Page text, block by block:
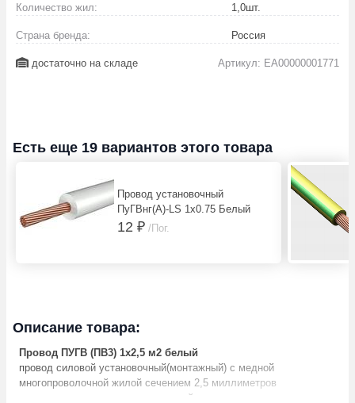
Количество жил: 1,0шт.
Страна бренда: Россия
достаточно на складе Артикул: EA00000001771
Есть еще 19 вариантов этого товара
Провод установочный
ПуГВнг(А)-LS 1х0.75 Белый
12 ₽ /Пог.
Описание товара:
Провод ПУГВ (ПВ3) 1х2,5 м2 белый
провод силовой установочный(монтажный) с медной
многопроволочной жилой сечением 2,5 миллиметров
квадратных, в поливинилхлоридной изоляции различных цветов